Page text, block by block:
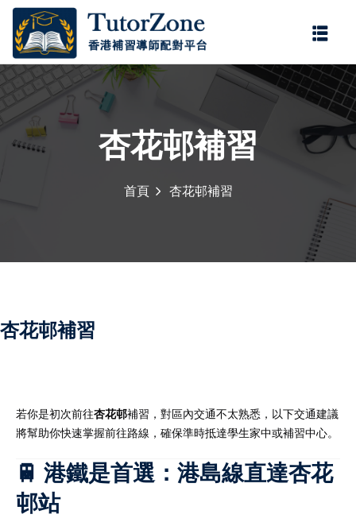
杏花邨補習
首頁 杏花邨補習
杏花邨補習
若你是初次前往杏花邨補習，對區內交通不太熟悉，以下交通建議
將幫助你快速掌握前往路線，確保準時抵達學生家中或補習中心。
🚆 港鐵是首選：港島線直達杏花
邨站
登錄